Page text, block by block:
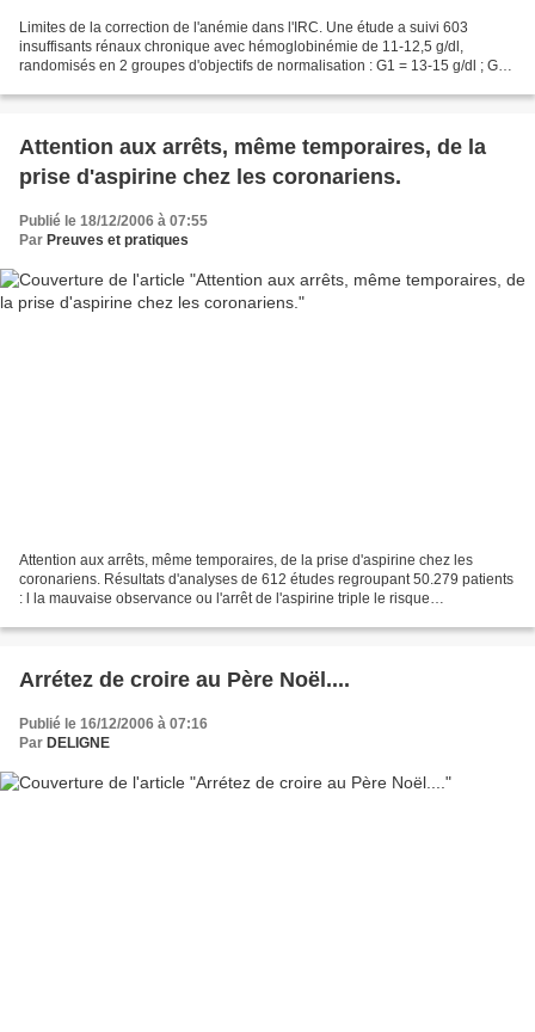
Limites de la correction de l'anémie dans l'IRC. Une étude a suivi 603
insuffisants rénaux chronique avec hémoglobinémie de 11-12,5 g/dl,
randomisés en 2 groupes d'objectifs de normalisation : G1 = 13-15 g/dl ; G2
Attention aux arrêts, même temporaires, de la
prise d'aspirine chez les coronariens.
Publié le 18/12/2006 à 07:55
Par Preuves et pratiques
Attention aux arrêts, même temporaires, de la prise d'aspirine chez les
coronariens. Résultats d'analyses de 612 études regroupant 50.279 patients
: l la mauvaise observance ou l'arrêt de l'aspirine triple le risque
Arrétez de croire au Père Noël....
Publié le 16/12/2006 à 07:16
Par DELIGNE